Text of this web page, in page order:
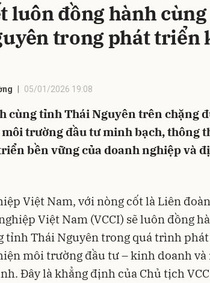
luôn đồng hành cùng
trong phát triển
05/01/2026 19:08
cùng tỉnh Thái Nguyên trên chặng
trường đầu tư minh bạch, thông
bền vững của doanh nghiệp và
Việt Nam, với nòng cốt là Liên đoàn
Việt Nam (VCCI) sẽ luôn đồng
tỉnh Thái Nguyên trong quá trình
môi trường đầu tư – kinh doanh và
Đây là khẳng định của Chủ tịch